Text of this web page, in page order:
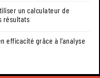
un calculateur de
résultats
efficacité grâce à l’analyse